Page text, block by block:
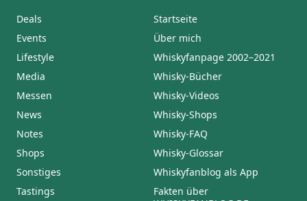
Deals
Events
Lifestyle
Media
Messen
News
Notes
Shops
Sonstiges
Tastings
Startseite
Über mich
Whiskyfanpage 2002–2021
Whisky-Bücher
Whisky-Videos
Whisky-Shops
Whisky-FAQ
Whisky-Glossar
Whiskyfanblog als App
Fakten über